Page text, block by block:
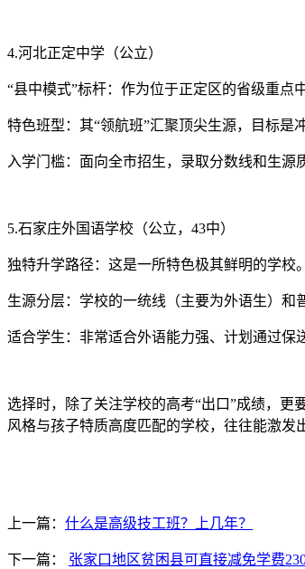
4.河北正定中学（公立）
“县中模式”标杆：作为位于正定区的省级重点
特色班型：其“领航班”汇聚顶尖生源，目标是
入学门槛：面向全市招生，录取分数线和生源
5.石家庄外国语学校（公立，43中）
独特升学路径：这是一所特色极其鲜明的学校
生源分层：学校的一统线（主要为外语生）和
适合学生：非常适合外语能力强、计划通过保
选择时，除了关注学校的高考“出口”成绩，
风格与孩子特质高度匹配的学校，往往能激发
上一篇： 什么是高级技工班？上几年？
下一篇： 张家口地区贫困县可直接减免学费